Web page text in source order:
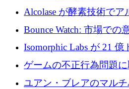
万ユーロのプレシード
Alcolase が酵素技術で
り組むために 150 万ユ
Bounce Watch: 市場での
ためのインテリジェン
Isomorphic Labs が 21
ネオバンク後の軸、ポ
ア進化
ゲームの不正行為問題
ップを紹介する
ユアン・ブレアのマル